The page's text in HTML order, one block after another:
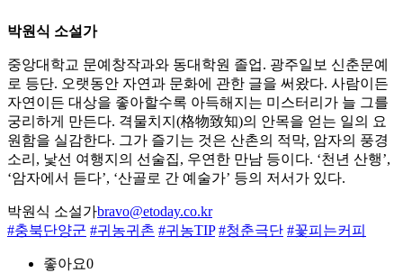
박원식 소설가
중앙대학교 문예창작과와 동대학원 졸업. 광주일보 신춘문예
로 등단. 오랫동안 자연과 문화에 관한 글을 써왔다. 사람이든
자연이든 대상을 좋아할수록 아득해지는 미스터리가 늘 그를
궁리하게 만든다. 격물치지(格物致知)의 안목을 얻는 일의 요
원함을 실감한다. 그가 즐기는 것은 산촌의 적막, 암자의 풍경
소리, 낯선 여행지의 선술집, 우연한 만남 등이다. ‘천년 산행’,
‘암자에서 듣다’, ‘산골로 간 예술가’ 등의 저서가 있다.
박원식 소설가bravo@etoday.co.kr
#충북단양군 #귀농귀촌 #귀농TIP #청춘극단 #꽃피는커피
좋아요0